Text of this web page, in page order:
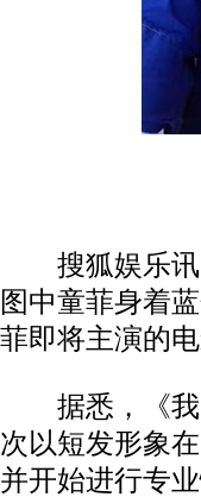
搜狐娱乐讯
图中童菲身着
菲即将主演的
据悉，《我
次以短发形象
并开始进行专